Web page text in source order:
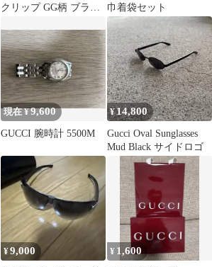
クリップ GG柄 ブラッ
巾着袋セット
現在 ¥9,600
GUCCI 腕時計 5500M
¥14,800
Gucci Oval Sunglasses
Mud Black サイドロゴ
¥9,000 ¥ 1,600